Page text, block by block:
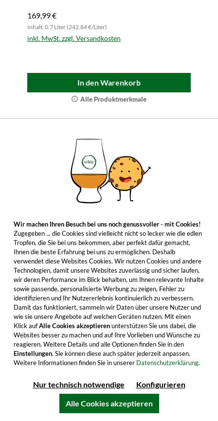
169,99 €
Inhalt: 0.7 Liter (242,84 €/Liter)
inkl. MwSt. zzgl. Versandkosten
In den Warenkorb
Alle Produktmerkmale
Plantation 8 Jahre Trinidad Rum Special
Edition
Besonders frischer und fruchtiger Rum mit
außergewöhnlichem Finish in Cognacfässern.
Gleich eine Flasche bestellen.
43,99 €
Inhalt: 0.7 Liter (62,84 €/Liter)
inkl. MwSt. zzgl. Versandkosten
In den Warenkorb
Wir machen Ihren Besuch bei uns noch genussvoller - mit Cookies!
Zugegeben ... die Cookies sind vielleicht nicht so lecker wie die edlen
Tropfen, die Sie bei uns bekommen, aber perfekt dafür gemacht,
Ihnen die beste Erfahrung bei uns zu ermöglichen. Deshalb
verwendet diese Websites Cookies. Wir nutzen Cookies und andere
Technologien, damit unsere Websites zuverlässig und sicher laufen,
wir deren Performance im Blick behalten, um Ihnen relevante Inhalte
sowie passende, personalisierte Werbung zu zeigen, Fehler zu
identifizieren und Ihr Nutzererlebnis kontinuierlich zu verbessern.
Damit das funktioniert, sammeln wir Daten über unsere Nutzer und
wie sie unsere Angebote auf welchen Geräten nutzen. Mit einen
Klick aufAlle Cookies akzeptierenunterstützen Sie uns dabei, die
Websites besser zu machen und auf Ihre Vorlieben und Wünsche zu
reagieren. Weitere Details und alle Optionen finden Sie in den
Einstellungen. Sie können diese auch später jederzeit anpassen.
Weitere Informationen finden Sie in unserer Datenschutzerklärung.
Nur technisch notwendige Konfigurieren
Alle Cookies akzeptieren